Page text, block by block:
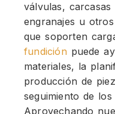
válvulas,
engranajes u
que soporten
fundición puede
materiales, la
producción de
seguimiento de
Aprovechando